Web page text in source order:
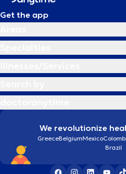
Get the app
We revolutionize
GreeceBelgiumMexico
Brazil